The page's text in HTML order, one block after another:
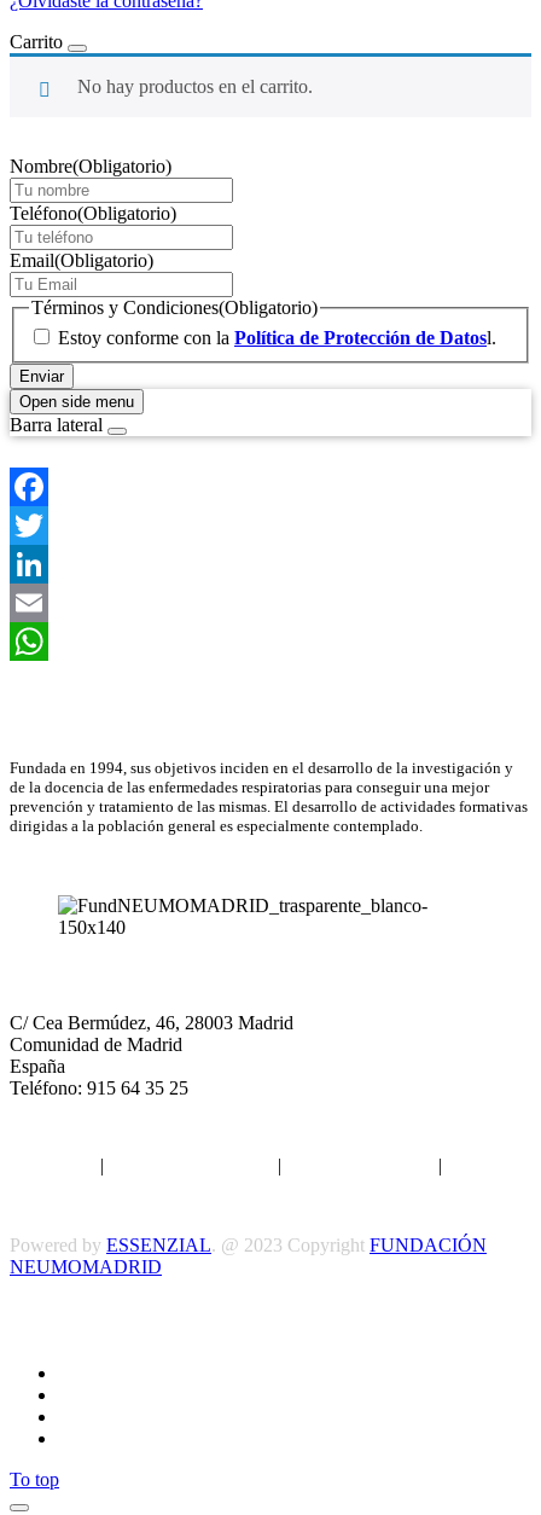
Carrito
No hay productos en el carrito.
Nombre(Obligatorio)
Teléfono(Obligatorio)
Email(Obligatorio)
Términos y Condiciones(Obligatorio)
Estoy conforme con la Política de Protección de Datosl.
Open side menu
Barra lateral
Facebook
Twitter
LinkedIn
Email
Fundada en 1994, sus objetivos inciden en el desarrollo de la investigación y
de la docencia de las enfermedades respiratorias para conseguir una mejor
prevención y tratamiento de las mismas. El desarrollo de actividades formativas
dirigidas a la población general es especialmente contemplado.
C/ Cea Bermúdez, 46, 28003 Madrid
Comunidad de Madrid
España
Teléfono: 915 64 35 25
| | |
Powered by ESSENZIAL. @ 2023 Copyright FUNDACIÓN
NEUMOMADRID
To top